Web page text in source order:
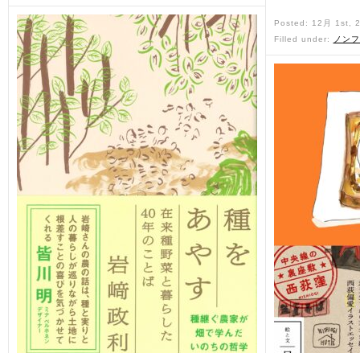
Posted: 12月 1st,
Filled under:
ノン